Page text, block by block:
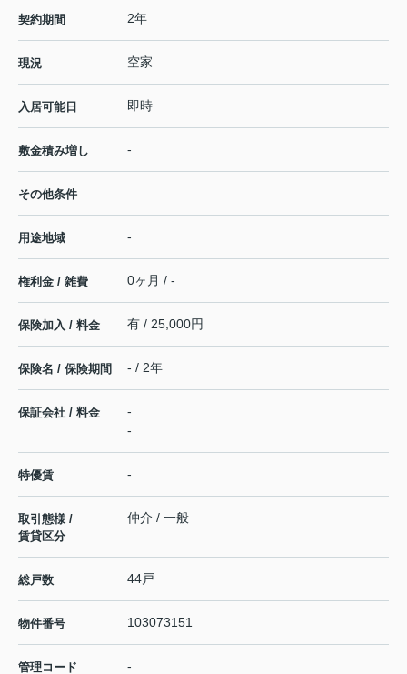
契約期間 2年
現況 空家
入居可能日 即時
敷金積み増し -
その他条件
用途地域 -
権利金 / 雑費 0ヶ月 / -
保険加入 / 料金 有 / 25,000円
保険名 / 保険期間 - / 2年
保証会社 / 料金
-
-
特優賃 -
取引態様 /
賃貸区分
仲介 / 一般
総戸数 44戸
物件番号 103073151
管理コード -